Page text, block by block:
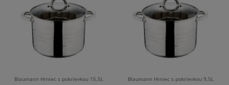
Blaumann Hrniec s pokrievkou 15,5L Blaumann Hrniec s pokrievkou 9,5L